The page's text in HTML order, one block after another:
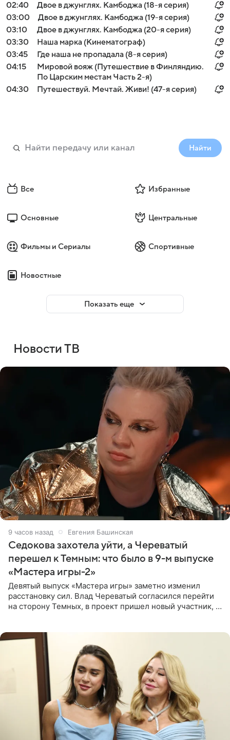
02:40
Двое в джунглях. Камбоджа (18-я серия)
03:00
Двое в джунглях. Камбоджа (19-я серия)
03:10
Двое в джунглях. Камбоджа (20-я серия)
03:30
Наша марка (Кинематограф)
03:45
Где наша не пропадала (8-я серия)
04:15
Мировой вояж (Путешествие в Финляндию.
По Царским местам Часть 2-я)
04:30
Путешествуй. Мечтай. Живи! (47-я серия)
Найти
Все Избранные
Основные Центральные
Фильмы и Сериалы Спортивные
Новостные
Показать еще
Новости ТВ
9 часов назад Евгения Башинская
Седокова захотела уйти, а Череватый
перешел к Темным: что было в 9-м выпуске
«Мастера игры-2»
Девятый выпуск «Мастера игры» заметно изменил
расстановку сил. Влад Череватый согласился перейти
на сторону Темных, в проект пришел новый участник, а